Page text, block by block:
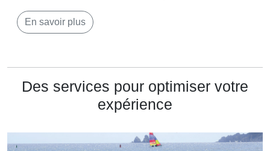
En savoir plus
Des services pour optimiser votre
expérience